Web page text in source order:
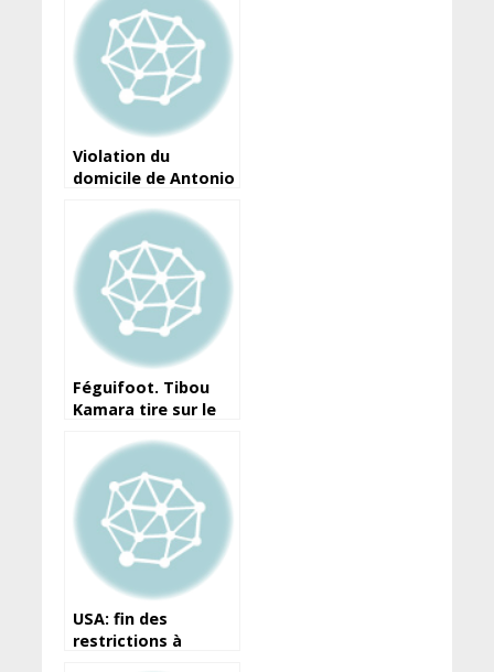
Violation du
domicile de Antonio
l’humiliez pas,
nommez-le ministre
d’Etat !
Féguifoot. Tibou
Kamara tire sur le
rencontré le chef de
l’État : “ils ont déçu
les espoirs”
USA: fin des
restrictions à